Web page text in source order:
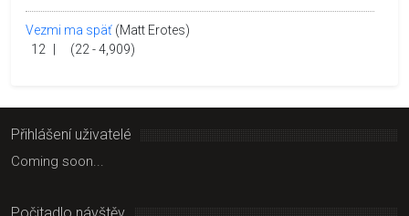
Vezmi ma späť (Matt Erotes)
12
(22 - 4,909)
Přihlášení uživatelé
Coming soon...